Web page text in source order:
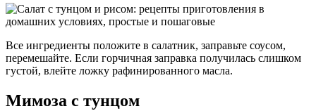
Все ингредиенты положите в салатник, заправьте соусом,
перемешайте. Если горчичная заправка получилась слишком
густой, влейте ложку рафинированного масла.
Мимоза с тунцом